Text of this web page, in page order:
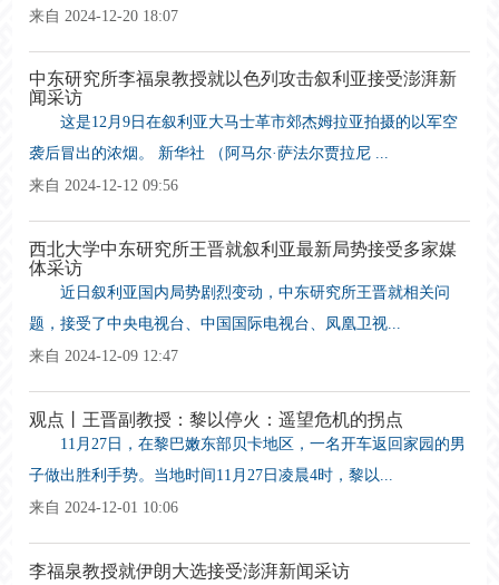
来自 2024-12-20 18:07
中东研究所李福泉教授就以色列攻击叙利亚接受澎湃新
闻采访
这是12月9日在叙利亚大马士革市郊杰姆拉亚拍摄的以军空
袭后冒出的浓烟。 新华社 （阿马尔·萨法尔贾拉尼 ...
来自 2024-12-12 09:56
西北大学中东研究所王晋就叙利亚最新局势接受多家媒
体采访
近日叙利亚国内局势剧烈变动，中东研究所王晋就相关问
题，接受了中央电视台、中国国际电视台、凤凰卫视...
来自 2024-12-09 12:47
观点丨王晋副教授：黎以停火：遥望危机的拐点
11月27日，在黎巴嫩东部贝卡地区，一名开车返回家园的男
子做出胜利手势。当地时间11月27日凌晨4时，黎以...
来自 2024-12-01 10:06
李福泉教授就伊朗大选接受澎湃新闻采访